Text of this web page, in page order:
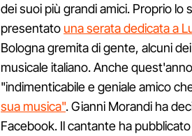
dei suoi più grandi amici. Proprio lo
presentato una serata dedicata a
Bologna gremita di gente, alcuni
musicale italiano. Anche
"indimenticabile e geniale amico
sua musica". Gianni Morandi ha
Facebook. Il cantante ha